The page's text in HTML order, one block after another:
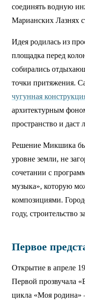
соединять водную
Марианских Лазнях
Идея родилась из
площадка перед
собирались
точки притяжения.
чугунная
архитектурным
пространство и даст
Решение Микшика
уровне земли, не
сочетании с
музыка», которую
композициями.
году, строительство
Первое
Открытие в апреле
Первой прозвучала
цикла «Моя